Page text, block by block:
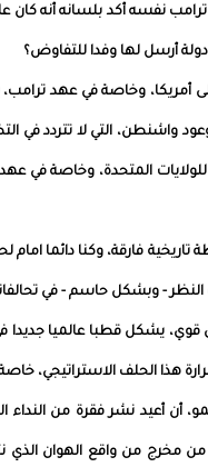
نفسه أكد بلسانه أنه كان
أرسل لها وفدا للتفاوض؟
أمريكا، وخاصة في عهد
واشنطن، التي لا تتردد في
المتحدة، وخاصة في
فارقة، وكنا دائما
النظر - وبشكل حاسم - في
يشكل قطبا عالميا
هذا الحلف الاستراتيجي،
أعيد نشر فقرة من النداء
من واقع الهوان الذي